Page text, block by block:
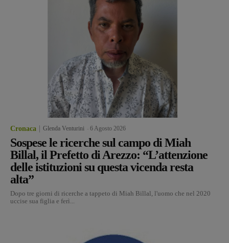
Cronaca Glenda Venturini 6 Agosto 2026
Sospese le ricerche sul campo di Miah
Billal, il Prefetto di Arezzo: “L’attenzione
delle istituzioni su questa vicenda resta
alta”
Dopo tre giorni di ricerche a tappeto di Miah Billal, l'uomo che nel 2020
uccise sua figlia e ferì...